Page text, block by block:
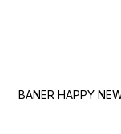
BANER HAPPY